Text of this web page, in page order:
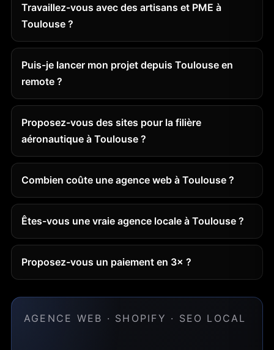
Travaillez-vous avec des artisans et PME à
Toulouse ?
Puis-je lancer mon projet depuis Toulouse en
remote ?
Proposez-vous des sites pour la filière
aéronautique à Toulouse ?
Combien coûte une agence web à Toulouse ?
Êtes-vous une vraie agence locale à Toulouse ?
Proposez-vous un paiement en 3× ?
AGENCE WEB · SHOPIFY · SEO LOCAL